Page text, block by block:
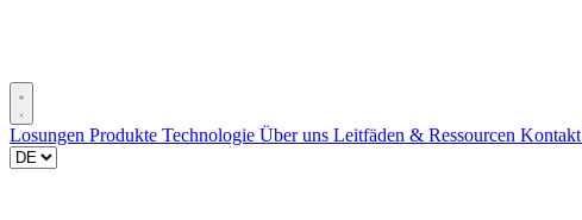
Losungen Produkte Technologie Über uns Leitfäden & Ressourcen Kontakt